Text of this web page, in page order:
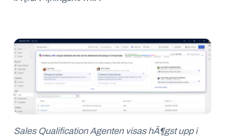
Sales QualificationAgenten visas hÃ¶gst upp i